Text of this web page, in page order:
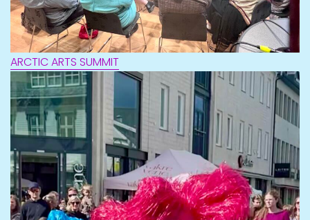
ARCTIC ARTS SUMMIT